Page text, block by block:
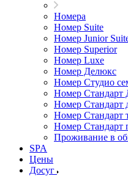
Номера
Номер Suite
Номер Junior
Номер Superior
Номер Luxe
Номер Делюкс
Номер Студио
Номер Стандарт
Номер Стандарт
Номер Стандарт
Номер Стандарт
Проживание в
SPA
Цены
Досуг